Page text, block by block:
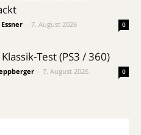
7. August 2026 0
Test (PS3 / 360)
7. August 2026 0